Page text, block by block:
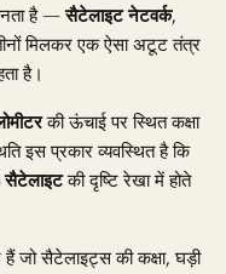
है —सैटेलाइट नेटवर्क,
मिलकर एक ऐसा अटूट तंत्र
है।
की ऊंचाई पर स्थित कक्षा
इस प्रकार व्यवस्थित है कि
सैटेलाइटकी दृष्टि रेखा में होते
जो सैटेलाइट्स की कक्षा, घड़ी